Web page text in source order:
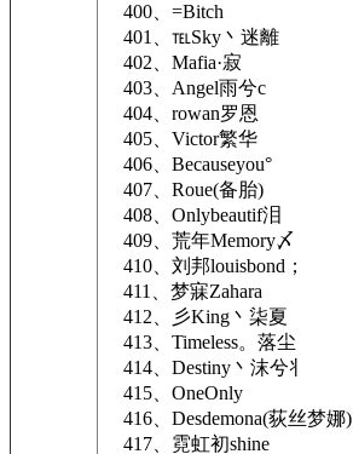
400、=Bitch
401、℡Sky丶迷離
402、Mafia·寂
403、Angel雨兮c
404、rowan罗恩
405、Victor繁华
406、Becauseyou°
407、Roue(备胎)
408、Onlybeautif泪
409、荒年Memory〆
410、刘邦louisbond；
411、梦寐Zahara
412、彡King丶柒夏
413、Timeless。落尘
414、Destiny丶沫兮丬
415、OneOnly
416、Desdemona(荻丝梦娜)
417、霓虹初shine